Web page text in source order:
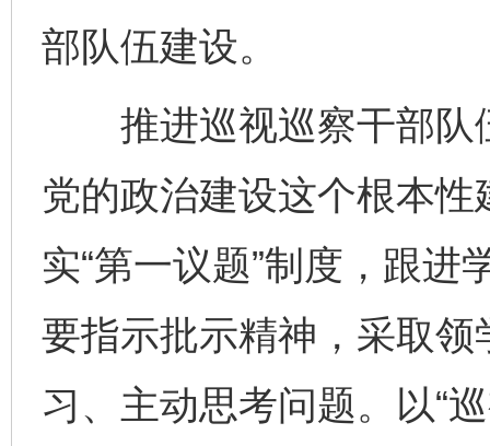
部队伍建设。
推进巡视巡察干部队
党的政治建设这个根本
实“第一议题”制度，跟
要指示批示精神，采取
习、主动思考问题。以“